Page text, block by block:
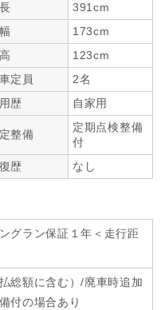
391cm
173cm
123cm
定員
2名
歴 自家用
整備
定期点検整備
付
歴
なし
グラン保証１年＜走行距
総額に含む）/廃車時追加
付の場合あり